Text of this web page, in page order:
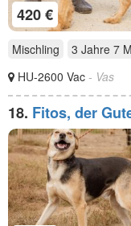
420 €
Mischling 3 Jahre 7
HU-2600 Vac - Vas
18. Fitos, der
eine aktive